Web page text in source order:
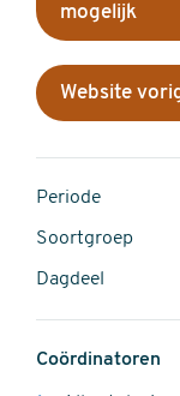
mogelijk
Website
Periode
Soortgroep
Dagdeel
Coördinatoren